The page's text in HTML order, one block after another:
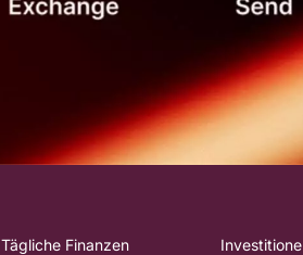
Tägliche Finanzen